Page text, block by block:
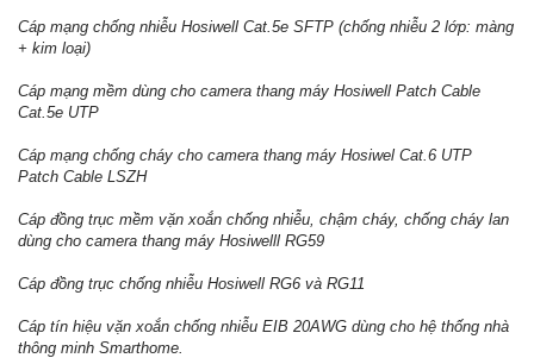
Cáp mạng chống nhiễu Hosiwell Cat.5e SFTP (chống nhiễu 2 lớp: màng
+ kim loại)
Cáp mạng mềm dùng cho camera thang máy Hosiwell Patch Cable
Cat.5e UTP
Cáp mạng chống cháy cho camera thang máy Hosiwel Cat.6 UTP
Patch Cable LSZH
Cáp đồng trục mềm vặn xoắn chống nhiễu, chậm cháy, chống cháy lan
dùng cho camera thang máy Hosiwelll RG59
Cáp đồng trục chống nhiễu Hosiwell RG6 và RG11
Cáp tín hiệu vặn xoắn chống nhiễu EIB 20AWG dùng cho hệ thống nhà
thông minh Smarthome.